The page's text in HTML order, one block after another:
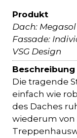
Produkt
Dach:
Fassade:
VSG Design
Beschreibung
Die tragende
einfach wie
des Daches
wiederum von